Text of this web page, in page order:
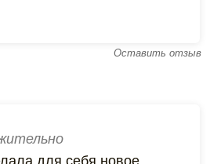
Оставить отзыв